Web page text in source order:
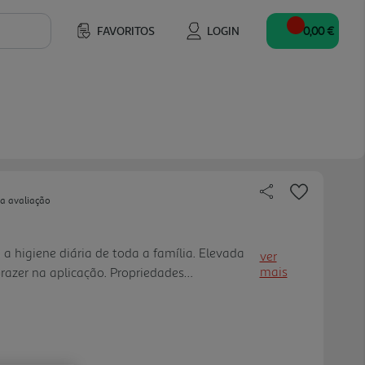
FAVORITOS LOGIN 0,00 €
avaliação
a higiene diária de toda a família. Elevada
na aplicação. Propriedades
Recria biologicamente e de forma
ver
mais